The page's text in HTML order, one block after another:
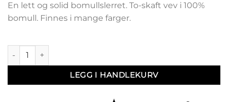
En lett og solid bomullslerret. To-skaft vev i 100%
bomull. Finnes i mange farger.
August 02 (2255 02) antall
LEGG I HANDLEKURV